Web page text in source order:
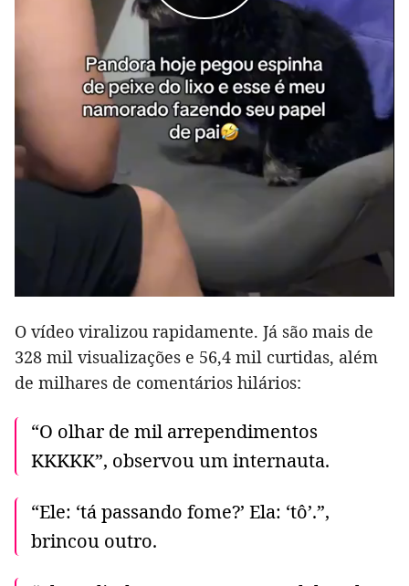
O vídeo viralizou rapidamente. Já são mais de
328 mil visualizações e 56,4 mil curtidas, além
de milhares de comentários hilários:
“O olhar de mil arrependimentos
KKKKK”, observou um internauta.
“Ele: ‘tá passando fome?’ Ela: ‘tô’.”,
brincou outro.